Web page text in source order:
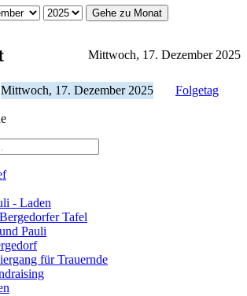
Gehe zu Monat
Mittwoch, 17. Dezember 2025
Mittwoch, 17. Dezember 2025 Folgetag
- Laden
Tafel
Pauli
für Trauernde